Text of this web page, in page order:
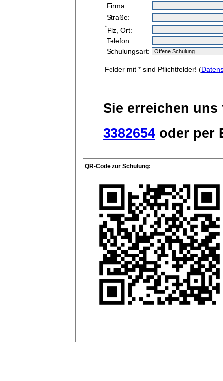
Firma:
Straße:
*Plz, Ort:
Telefon:
Schulungsart:
Felder mit * sind Pflichtfelder! (
Sie erreichen
3382654 oder per
QR-Code zur Schulung: